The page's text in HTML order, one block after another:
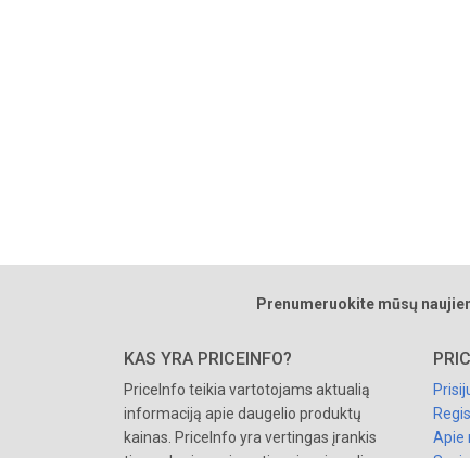
Prenumeruokite mūsų
KAS YRA PRICEINFO?
PriceInfo teikia vartotojams aktualią
informaciją apie daugelio produktų
kainas. PriceInfo yra vertingas įrankis
Apie